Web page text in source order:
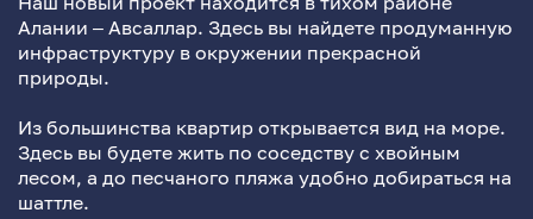
Алании – Авсаллар. Здесь вы найдете продуманную
инфраструктуру в окружении прекрасной
природы.
Из большинства квартир открывается вид на море.
Здесь вы будете жить по соседству с хвойным
лесом, а до песчаного пляжа удобно добираться на
шаттле.